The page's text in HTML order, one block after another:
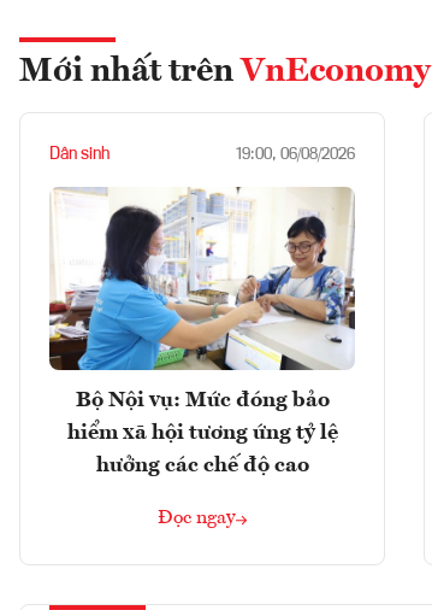
Mới nhất trên VnEconomy
Dân sinh 19:00, 06/08/2026
Bộ Nội vụ: Mức đóng bảo
hiểm xã hội tương ứng tỷ lệ
hưởng các chế độ cao
Đọc ngay